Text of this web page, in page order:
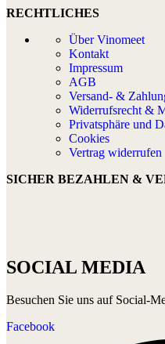
RECHTLICHES
Über Vinomeet
Kontakt
Impressum
AGB
Versand- &
Widerrufsrecht &
Privatsphäre und
Cookies
Vertrag widerrufen
SICHER BEZAHLEN &
SOCIAL MEDIA
Besuchen Sie uns auf Social-
Facebook